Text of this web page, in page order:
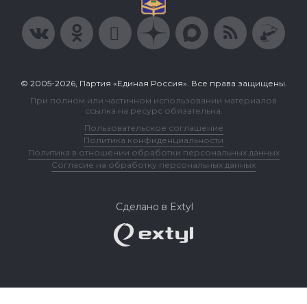
© 2005-2026, Партия «Единая Россия». Все права защищены.
При полном или частичном использовании материалов
ссылка на ресурс обязательна.
Пользовательское соглашение
Политика конфиденциальности
Политика в отношении обработки персональных данных
Согласие на обработку персональных данных
Сделано в Extyl